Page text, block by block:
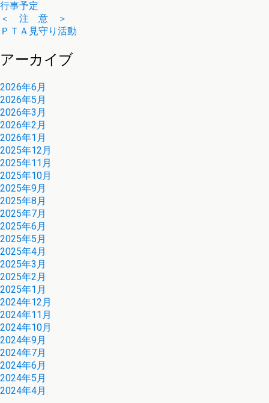
行事予定
＜ 注 意 ＞
ＰＴＡ見守り活動
アーカイブ
2026年6月
2026年5月
2026年3月
2026年2月
2026年1月
2025年12月
2025年11月
2025年10月
2025年9月
2025年8月
2025年7月
2025年6月
2025年5月
2025年4月
2025年3月
2025年2月
2025年1月
2024年12月
2024年11月
2024年10月
2024年9月
2024年7月
2024年6月
2024年5月
2024年4月